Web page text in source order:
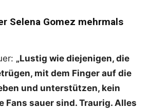
Selena Gomez mehrmals
„Lustig wie diejenigen, die
mit dem Finger auf die
und unterstützen, kein
Fans sauer sind. Traurig. Alles